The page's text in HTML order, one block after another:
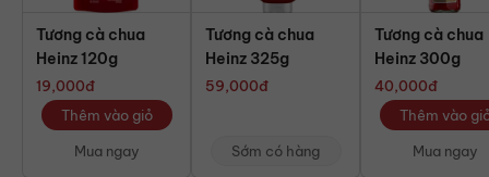
Tương cà chua
Heinz 120g
19,000đ
Mua ngay
Thêm vào giỏ
Tương cà chua
Heinz 325g
59,000đ
Sớm có hàng
Tương cà chua
Heinz 300g
40,000đ
Mua ngay
Thêm vào